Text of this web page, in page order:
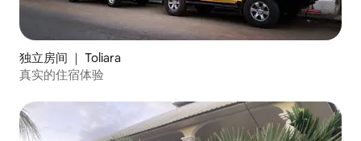
独立房间 ｜ Toliara
真实的住宿体验